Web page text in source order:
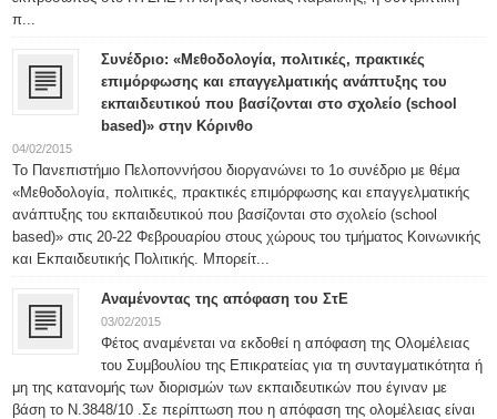
π...
Συνέδριο: «Μεθοδολογία, πολιτικές, πρακτικές
επιμόρφωσης και επαγγελματικής ανάπτυξης του
εκπαιδευτικού που βασίζονται στο σχολείο (school
based)» στην Κόρινθο
04/02/2015
Το Πανεπιστήμιο Πελοποννήσου διοργανώνει το 1ο συνέδριο με θέμα
«Μεθοδολογία, πολιτικές, πρακτικές επιμόρφωσης και επαγγελματικής
ανάπτυξης του εκπαιδευτικού που βασίζονται στο σχολείο (school
based)» στις 20-22 Φεβρουαρίου στους χώρους του τμήματος Κοινωνικής
και Εκπαιδευτικής Πολιτικής. Μπορείτ...
Αναμένοντας της απόφαση του ΣτΕ
03/02/2015
Φέτος αναμένεται να εκδοθεί η απόφαση της Ολομέλειας
του Συμβουλίου της Επικρατείας για τη συνταγματικότητα ή
μη της κατανομής των διορισμών των εκπαιδευτικών που έγιναν με
βάση το Ν.3848/10 .Σε περίπτωση που η απόφαση της ολομέλειας είναι